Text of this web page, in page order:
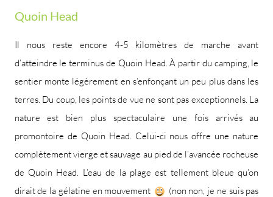
Quoin Head
Il nous reste encore 4-5 kilomètres de marche avant
d’atteindre le terminus de Quoin Head. À partir du camping, le
sentier monte légèrement en s’enfonçant un peu plus dans les
terres. Du coup, les points de vue ne sont pas exceptionnels. La
nature est bien plus spectaculaire une fois arrivés au
promontoire de Quoin Head. Celui-ci nous offre une nature
complètement vierge et sauvage au pied de l’avancée rocheuse
de Quoin Head. L’eau de la plage est tellement bleue qu’on
dirait de la gélatine en mouvement
(non non, je ne suis pas